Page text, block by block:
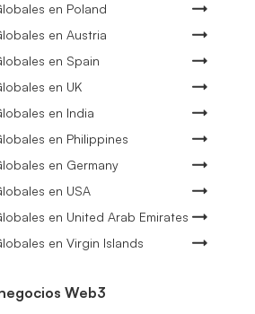
en Poland
en Austria
en Spain
en UK
en India
en Philippines
en Germany
en USA
en United Arab Emirates
en Virgin Islands
Web3